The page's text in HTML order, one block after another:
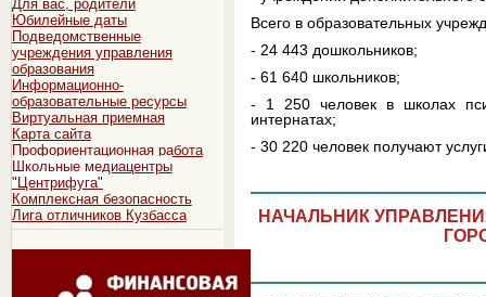
Для вас, родители
Юбилейные даты
Подведомственные
учреждения управления
образования
Информационно-
образовательные ресурсы
Виртуальная приемная
Карта сайта
Профориентационная работа
Школьные медиацентры
"Центрифуга"
Комплексная безопасность
Лига отличников Кузбасса
Всего в образовательных
- 24 443 дошкольников;
- 61 640 школьников;
- 1 250 человек в школах
интернатах;
- 30 220 человек получают
НАЧАЛЬНИК